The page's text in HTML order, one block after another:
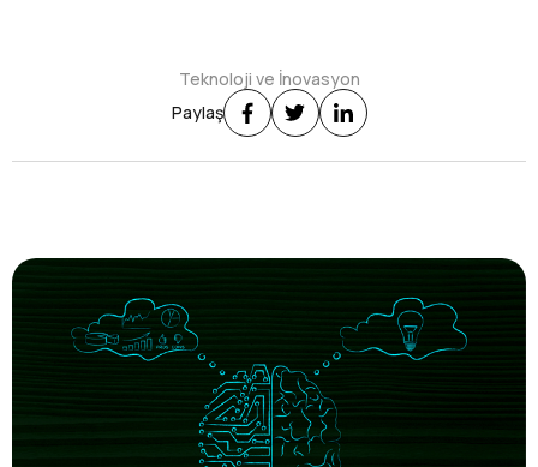
Teknoloji ve İnovasyon
Paylaş